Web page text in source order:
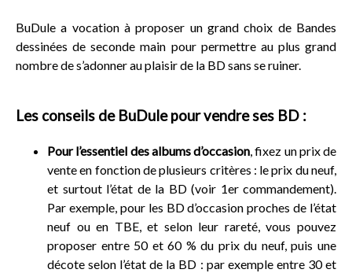
BuDule a vocation à proposer un grand choix de Bandes
dessinées de seconde main pour permettre au plus grand
nombre de s’adonner au plaisir de la BD sans se ruiner.
Les conseils de BuDule pour vendre ses BD :
Pour l’essentiel des albums d’occasion, fixez un prix de
vente en fonction de plusieurs critères : le prix du neuf,
et surtout l’état de la BD (voir 1er commandement).
Par exemple, pour les BD d’occasion proches de l’état
neuf ou en TBE, et selon leur rareté, vous pouvez
proposer entre 50 et 60 % du prix du neuf, puis une
décote selon l’état de la BD : par exemple entre 30 et